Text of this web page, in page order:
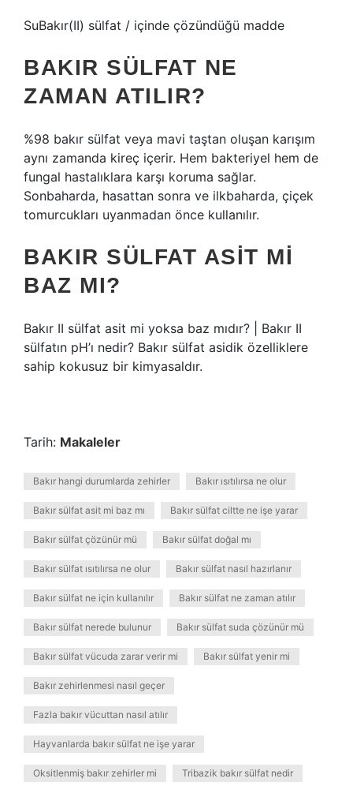
SuBakır(II) sülfat / içinde çözündüğü madde
BAKIR SÜLFAT NE
ZAMAN ATILIR?
%98 bakır sülfat veya mavi taştan oluşan karışım
aynı zamanda kireç içerir. Hem bakteriyel hem de
fungal hastalıklara karşı koruma sağlar.
Sonbaharda, hasattan sonra ve ilkbaharda, çiçek
tomurcukları uyanmadan önce kullanılır.
BAKIR SÜLFAT ASIT MI
BAZ MI?
Bakır II sülfat asit mi yoksa baz mıdır? | Bakır II
sülfatın pH’ı nedir? Bakır sülfat asidik özelliklere
sahip kokusuz bir kimyasaldır.
Tarih: Makaleler
Bakır hangi durumlarda zehirler Bakır ısıtılırsa ne olur
Bakır sülfat asit mi baz mı Bakır sülfat ciltte ne işe yarar
Bakır sülfat çözünür mü Bakır sülfat doğal mı
Bakır sülfat ısıtılırsa ne olur Bakır sülfat nasıl hazırlanır
Bakır sülfat ne için kullanılır Bakır sülfat ne zaman atılır
Bakır sülfat nerede bulunur Bakır sülfat suda çözünür mü
Bakır sülfat vücuda zarar verir mi Bakır sülfat yenir mi
Bakır zehirlenmesi nasıl geçer
Fazla bakır vücuttan nasıl atılır
Hayvanlarda bakır sülfat ne işe yarar
Oksitlenmiş bakır zehirler mi Tribazik bakır sülfat nedir